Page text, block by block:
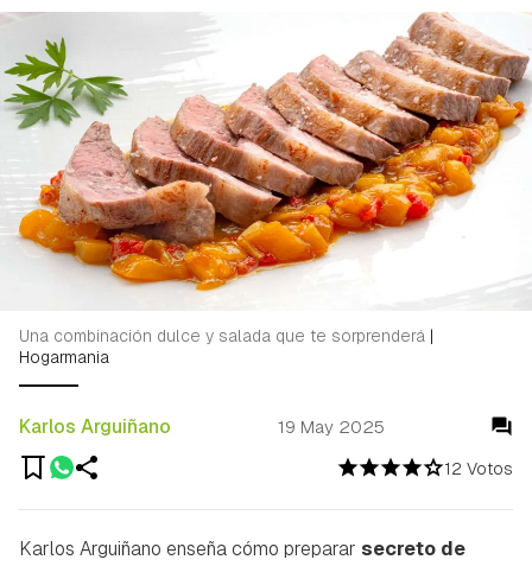
12 Votos
Karlos Arguiñano 19 May 2025
Una combinación dulce y salada que te sorprenderá |
Hogarmania
Karlos Arguiñano enseña cómo preparar secreto de